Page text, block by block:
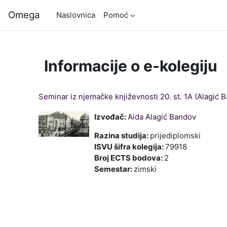
Omega Naslovnica Pomoć
Informacije o e-kolegiju
Seminar iz njemačke književnosti 20. st. 1A (Alagić
Izvođač:Aida Alagić Bandov
Razina studija: prijediplomski
ISVU šifra kolegija:79918
Broj ECTS bodova: 2
Semestar: zimski